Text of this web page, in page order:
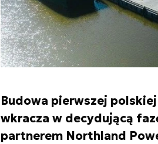
Budowa pierwszej
wkracza w decydującą
partnerem Northland